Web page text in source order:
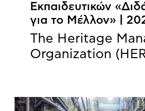
Εκπαιδευτικών
για το Μέλλον» |
The Heritage
Organization